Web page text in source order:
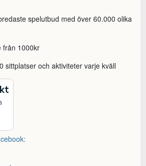
spelutbud med över 60.000 olika
från 1000kr
sittplatser och aktiviteter varje kväll